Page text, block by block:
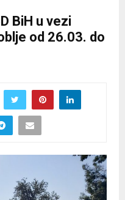
BiH u vezi
od 26.03. do